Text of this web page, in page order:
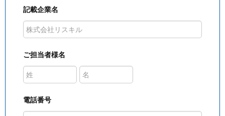
記載企業名
ご担当者様名
電話番号